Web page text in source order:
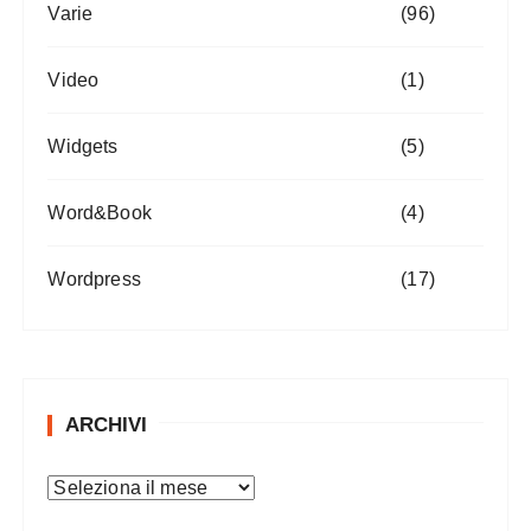
Varie (96)
Video (1)
Widgets (5)
Word&Book (4)
Wordpress (17)
ARCHIVI
A